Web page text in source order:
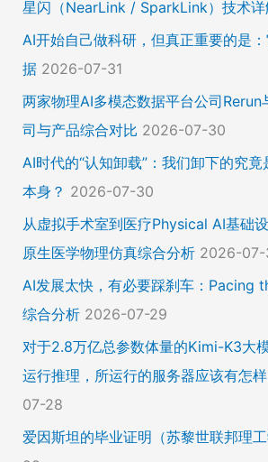
星闪（NearLink / SparkLink）技术详
AI开始自己做科研，但真正重要的是
据 2026-07-31
两家物理AI多模态数据平台公司
司与产品综合对比 2026-07-30
AI时代的“认知卸载”：我们卸下的究
本身？ 2026-07-30
从虚拟手术室到医疗Physical AI基础
原生医学物理仿真综合分析 2026-07-
AI发展太快，有必要踩刹车：Pacing
综合分析 2026-07-29
对于2.8万亿总参数体量的Kimi-K3大
运行推理，所运行的服务器应该有怎
07-28
爱因斯坦的毕业证明（苏黎世联邦理工